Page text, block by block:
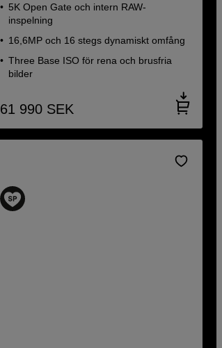
5K Open Gate och intern RAW-
inspelning
16,6MP och 16 stegs dynamiskt omfång
Three Base ISO för rena och brusfria
bilder
61 990 SEK